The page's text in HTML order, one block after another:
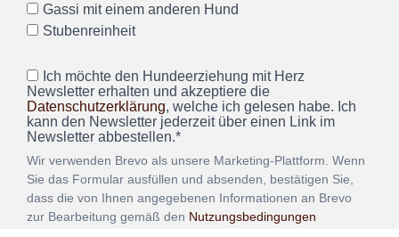
Gassi mit einem anderen Hund
Stubenreinheit
Ich möchte den Hundeerziehung mit Herz
Newsletter erhalten und akzeptiere die
Datenschutzerklärung, welche ich gelesen habe. Ich
kann den Newsletter jederzeit über einen Link im
Newsletter abbestellen.*
Wir verwenden Brevo als unsere Marketing-Plattform. Wenn
Sie das Formular ausfüllen und absenden, bestätigen Sie,
dass die von Ihnen angegebenen Informationen an Brevo
zur Bearbeitung gemäß den Nutzungsbedingungen